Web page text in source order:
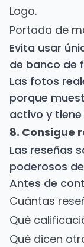
Logo.
Portada de
Evita usar
de banco de
Las fotos
porque
activo y
8. Consigue
Las reseñas
poderosos
Antes de
Cuántas
Qué
Qué dicen